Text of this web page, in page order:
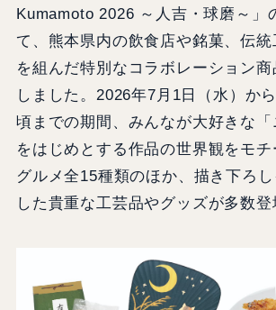
Kumamoto 2026 ～人吉・球磨～」
て、熊本県内の飲食店や銘菓、伝
を組んだ特別なコラボレーション
しました。2026年7月1日（水）か
頃までの期間、みんなが大好きな「
をはじめとする作品の世界観をモ
グルメ全15種類のほか、描き下ろ
した貴重な工芸品やグッズが多数登